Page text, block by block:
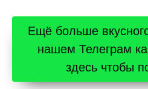
Ещё больше
нашем Телеграм
здесь чтобы